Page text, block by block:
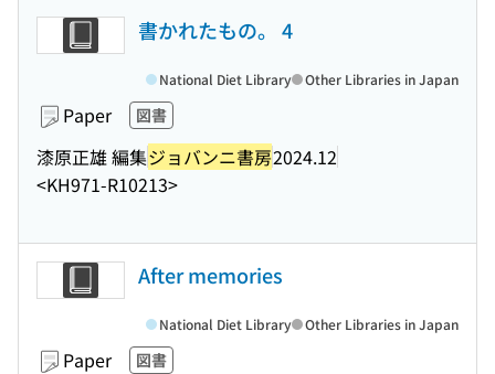
書かれたもの。 4
Paper 図書
漆原正雄 編集ジョバンニ書房2024.12
<KH971-R10213>
National Diet Library Other Libraries in Japan
After memories
Paper 図書
National Diet Library Other Libraries in Japan